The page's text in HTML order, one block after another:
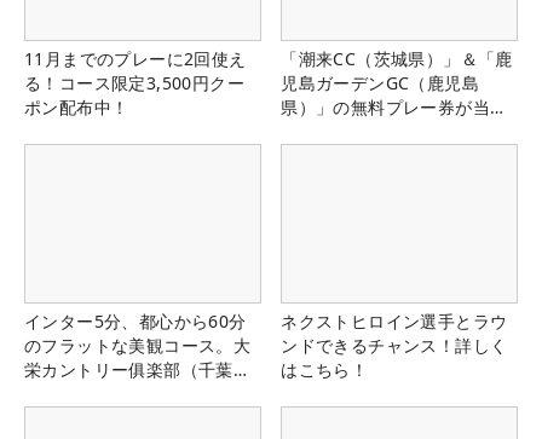
11月までのプレーに2回使え
る！コース限定3,500円クー
ポン配布中！
「潮来CC（茨城県）」＆「鹿
児島ガーデンGC（鹿児島
県）」の無料プレー券が当た
インター5分、都心から60分
のフラットな美観コース。大
栄カントリー俱楽部（千葉
ネクストヒロイン選手とラウ
ンドできるチャンス！詳しく
はこちら！